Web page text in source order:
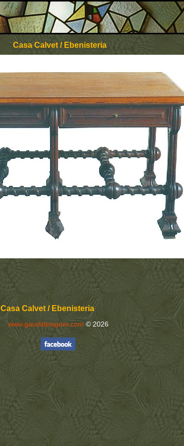
Casa Calvet / Ebenisteria
Casa Calvet / Ebenisteria
www.gaudidesigner.com © 2026